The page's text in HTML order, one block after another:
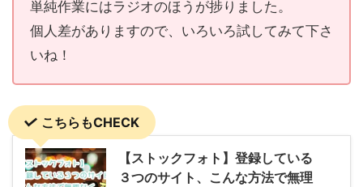
単純作業にはラジオのほうが捗りました。
個人差がありますので、いろいろ試してみて下さ
いね！
こちらもCHECK
【ストックフォト】登録している
３つのサイト、こんな方法で無理